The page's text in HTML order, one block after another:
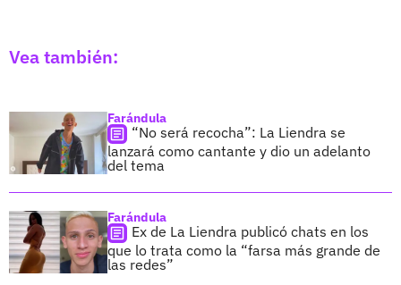
Vea también:
Farándula
“No será recocha”: La Liendra se
lanzará como cantante y dio un adelanto
del tema
Farándula
Ex de La Liendra publicó chats en los
que lo trata como la “farsa más grande de
las redes”